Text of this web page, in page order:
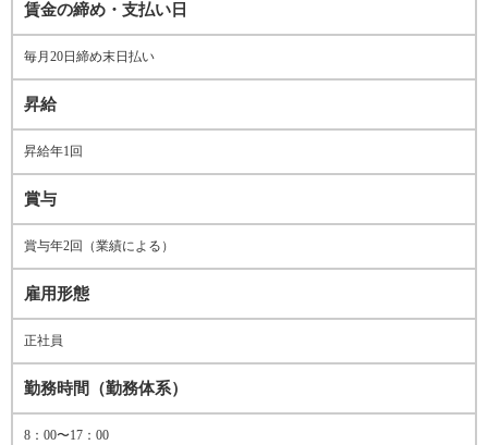
賃金の締め・支払い日
毎月20日締め末日払い
昇給
昇給年1回
賞与
賞与年2回（業績による）
雇用形態
正社員
勤務時間（勤務体系）
8：00〜17：00